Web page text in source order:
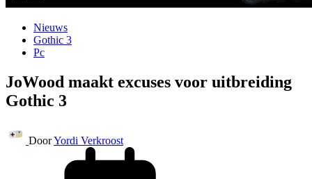
Nieuws
Gothic 3
Pc
JoWood maakt excuses voor uitbreiding
Gothic 3
DoorYordi Verkroost